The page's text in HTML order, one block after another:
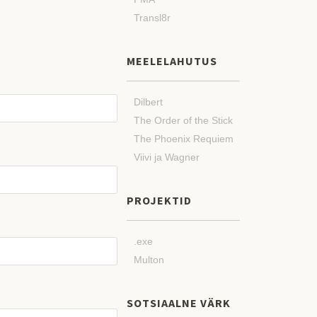
Transl8r
MEELELAHUTUS
Dilbert
The Order of the Stick
The Phoenix Requiem
Viivi ja Wagner
PROJEKTID
.exe
Multon
SOTSIAALNE VÄRK